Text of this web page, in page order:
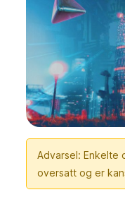
Advarsel: Enkelte
oversatt og er